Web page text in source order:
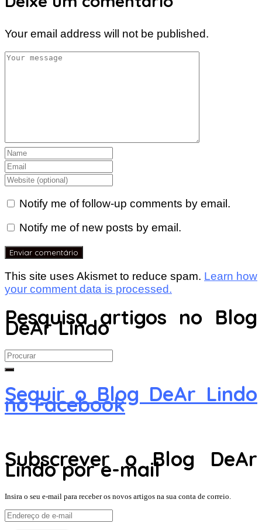
Your email address will not be published.
Notify me of follow-up comments by email.
Notify me of new posts by email.
This site uses Akismet to reduce spam. Learn how
your comment data is processed.
Pesquisa artigos no Blog
DeAr Lindo
Search
for:
Seguir o Blog DeAr Lindo
no Facebook
Subscrever o Blog DeAr
Lindo por e-mail
Insira o seu e-mail para receber os novos artigos na sua conta de correio.
Endereço
de